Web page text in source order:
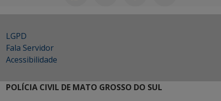
LGPD
Fala Servidor
Acessibilidade
POLÍCIA CIVIL DE MATO GROSSO DO SUL